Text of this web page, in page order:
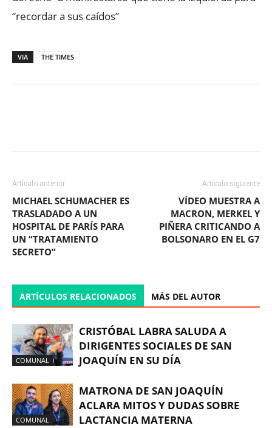
“recordar a sus caídos”
VIA THE TIMES
Artículo anterior
MICHAEL SCHUMACHER ES
TRASLADADO A UN
HOSPITAL DE PARÍS PARA
UN “TRATAMIENTO
SECRETO”
Artículo siguiente
VÍDEO MUESTRA A
MACRON, MERKEL Y
PIÑERA CRITICANDO A
BOLSONARO EN EL G7
ARTÍCULOS RELACIONADOS MÁS DEL AUTOR
COMUNAL
CRISTÓBAL LABRA SALUDA A
DIRIGENTES SOCIALES DE SAN
JOAQUÍN EN SU DÍA
COMUNAL
MATRONA DE SAN JOAQUÍN
ACLARA MITOS Y DUDAS SOBRE
LACTANCIA MATERNA